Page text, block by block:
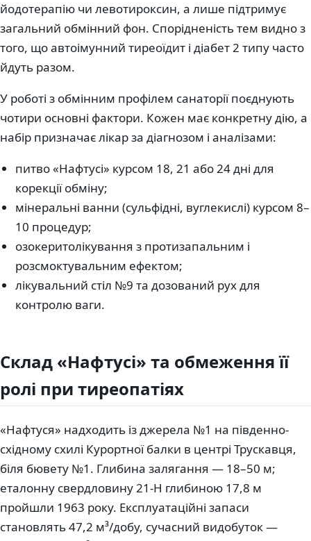
йодотерапію чи левотироксин, а лише підтримує
загальний обмінний фон. Спорідненість тем видно з
того, що автоімунний тиреоїдит і діабет 2 типу часто
йдуть разом.
У роботі з обмінним профілем санаторії поєднують
чотири основні фактори. Кожен має конкретну дію, а
набір призначає лікар за діагнозом і аналізами:
питво «Нафтусі» курсом 18, 21 або 24 дні для
корекції обміну;
мінеральні ванни (сульфідні, вуглекислі) курсом 8–
10 процедур;
озокеритолікування з протизапальним і
розсмоктувальним ефектом;
лікувальний стіл №9 та дозований рух для
контролю ваги.
Склад «Нафтусі» та обмеження її
ролі при тиреопатіях
«Нафтуся» надходить із джерела №1 на південно-
східному схилі Курортної балки в центрі Трускавця,
біля бювету №1. Глибина залягання — 18–50 м;
еталонну свердловину 21-Н глибиною 17,8 м
пройшли 1963 року. Експлуатаційні запаси
становлять 47,2 м³/добу, сучасний видобуток —